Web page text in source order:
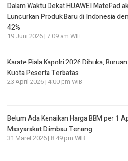
Dalam Waktu Dekat HUAWEI MatePad
Luncurkan Produk Baru di Indonesia
42%
19 Juni 2026 | 7:09 am WIB
Karate Piala Kapolri 2026 Dibuka,
Kuota Peserta Terbatas
23 April 2026 | 4:00 pm WIB
Belum Ada Kenaikan Harga BBM per 1
Masyarakat Diimbau Tenang
31 Maret 2026 | 8:49 pm WIB